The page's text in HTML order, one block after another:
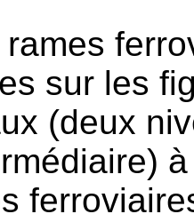
rames
sur les
(deux